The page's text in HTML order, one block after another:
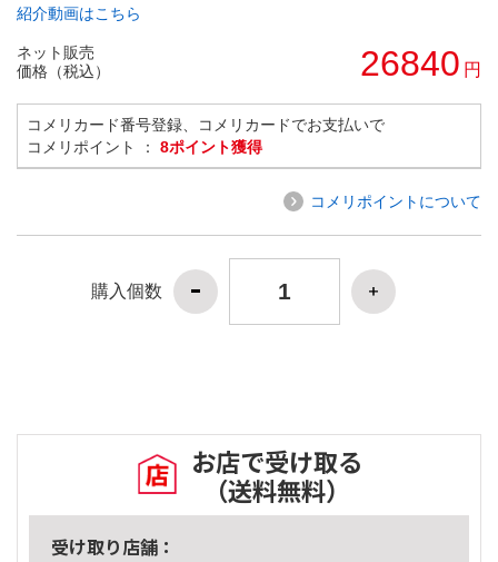
紹介動画はこちら
ネット販売
価格（税込）
26840 円
コメリカード番号登録、コメリカードでお支払いで
コメリポイント ： 8ポイント獲得
コメリポイントについて
購入個数
お店で受け取る
（送料無料）
受け取り店舗：